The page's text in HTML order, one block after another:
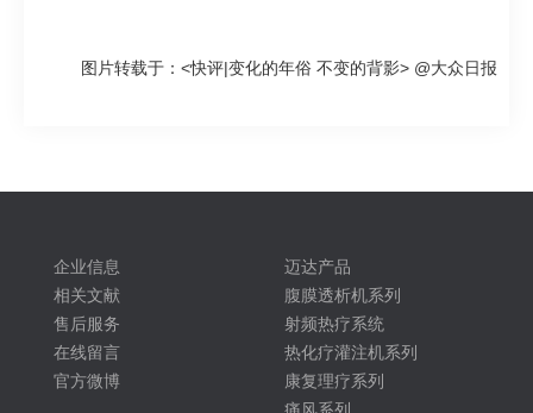
图片转载于：<快评|变化的年俗 不变的背影> @大众日报
企业信息
相关文献
售后服务
在线留言
官方微博
迈达产品
腹膜透析机系列
射频热疗系统
热化疗灌注机系列
康复理疗系列
痛风系列